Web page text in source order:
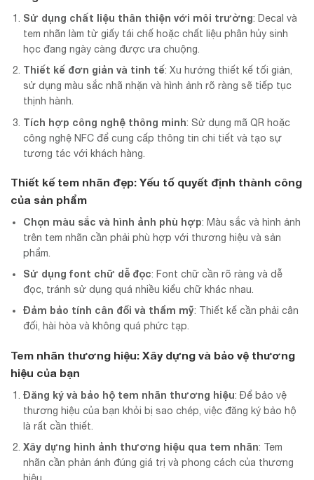
Sử dụng chất liệu thân thiện với môi trường: Decal và
tem nhãn làm từ giấy tái chế hoặc chất liệu phân hủy sinh
học đang ngày càng được ưa chuộng.
Thiết kế đơn giản và tinh tế: Xu hướng thiết kế tối giản,
sử dụng màu sắc nhã nhặn và hình ảnh rõ ràng sẽ tiếp tục
thịnh hành.
Tích hợp công nghệ thông minh: Sử dụng mã QR hoặc
công nghệ NFC để cung cấp thông tin chi tiết và tạo sự
tương tác với khách hàng.
Thiết kế tem nhãn đẹp: Yếu tố quyết định thành công
của sản phẩm
Chọn màu sắc và hình ảnh phù hợp: Màu sắc và hình ảnh
trên tem nhãn cần phải phù hợp với thương hiệu và sản
phẩm.
Sử dụng font chữ dễ đọc: Font chữ cần rõ ràng và dễ
đọc, tránh sử dụng quá nhiều kiểu chữ khác nhau.
Đảm bảo tính cân đối và thẩm mỹ: Thiết kế cần phải cân
đối, hài hòa và không quá phức tạp.
Tem nhãn thương hiệu: Xây dựng và bảo vệ thương
hiệu của bạn
Đăng ký và bảo hộ tem nhãn thương hiệu: Để bảo vệ
thương hiệu của bạn khỏi bị sao chép, việc đăng ký bảo hộ
là rất cần thiết.
Xây dựng hình ảnh thương hiệu qua tem nhãn: Tem
nhãn cần phản ánh đúng giá trị và phong cách của thương